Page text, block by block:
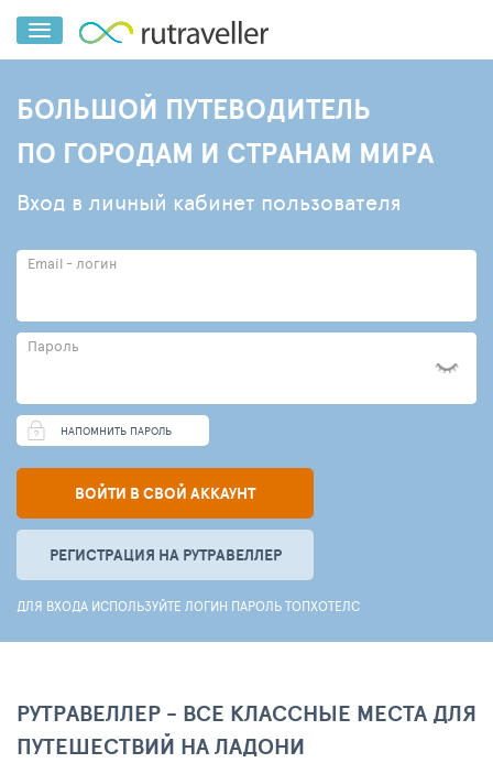
БОЛЬШОЙ ПУТЕВОДИТЕЛЬ
ПО ГОРОДАМ И СТРАНАМ МИРА
Вход в личный кабинет пользователя
Email - логин
Пароль
НАПОМНИТЬ ПАРОЛЬ
ВОЙТИ В СВОЙ АККАУНТ
РЕГИСТРАЦИЯ НА РУТРАВЕЛЛЕР
ДЛЯ ВХОДА ИСПОЛЬЗУЙТЕ ЛОГИН ПАРОЛЬ ТОПХОТЕЛС
РУТРАВЕЛЛЕР - ВСЕ КЛАССНЫЕ МЕСТА ДЛЯ
ПУТЕШЕСТВИЙ НА ЛАДОНИ